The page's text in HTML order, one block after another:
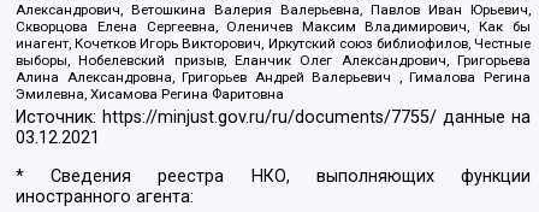
Александрович, Ветошкина Валерия Валерьевна, Павлов Иван Юрьевич,
Скворцова Елена Сергеевна, Оленичев Максим Владимирович, Как бы
инагент, Кочетков Игорь Викторович, Иркутский союз библиофилов, Честные
выборы, Нобелевский призыв, Еланчик Олег Александрович, Григорьева
Алина Александровна, Григорьев Андрей Валерьевич , Гималова Регина
Эмилевна, Хисамова Регина Фаритовна
Источник: https://minjust.gov.ru/ru/documents/7755/ данные на
03.12.2021
* Сведения реестра НКО, выполняющих функции
иностранного агента: